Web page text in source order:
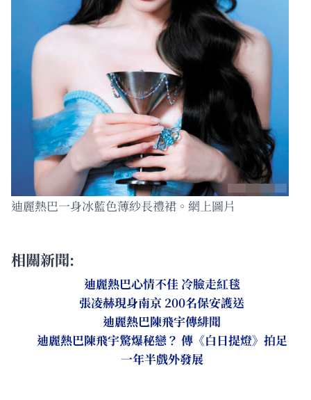
迪麗熱巴一身冰藍色薄紗長禮裙。網上圖片
相關新聞:
迪麗熱巴心情不佳 冷臉走紅毯
張凌赫現身南京 200名保安護送
迪麗熱巴陳飛宇傳緋聞
迪麗熱巴陳飛宇驚爆秘戀？ 傳《白日提燈》拍足
一年半戲外發展